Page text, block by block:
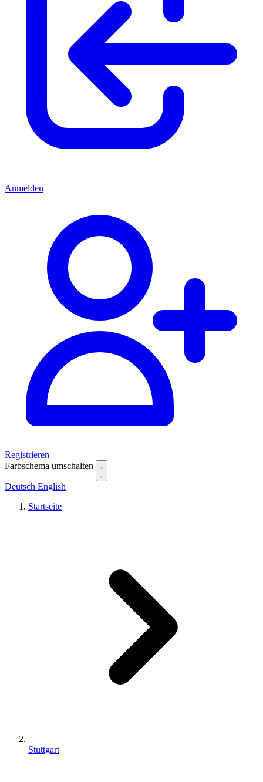
Anmelden
Registrieren
Farbschema umschalten
Deutsch English
Startseite
Stuttgart